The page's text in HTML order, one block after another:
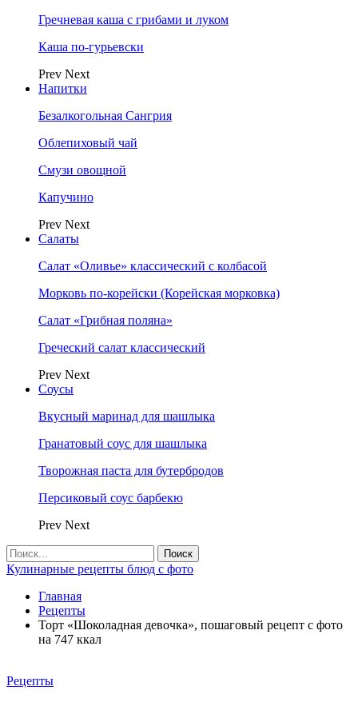
Гречневая каша с грибами и луком
Каша по-гурьевски
Prev Next
Напитки
Безалкогольная Сангрия
Облепиховый чай
Смузи овощной
Капучино
Prev Next
Салаты
Салат «Оливье» классический с колбасой
Морковь по-корейски (Корейская морковка)
Салат «Грибная поляна»
Греческий салат классический
Prev Next
Соусы
Вкусный маринад для шашлыка
Гранатовый соус для шашлыка
Творожная паста для бутербродов
Персиковый соус барбекю
Prev Next
Кулинарные рецепты блюд с фото
Главная
Рецепты
Торт «Шоколадная девочка», пошаговый рецепт с фото
на 747 ккал
Рецепты